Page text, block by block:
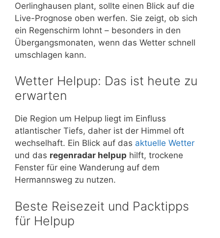
Oerlinghausen plant, sollte einen Blick auf die
Live-Prognose oben werfen. Sie zeigt, ob sich
ein Regenschirm lohnt – besonders in den
Übergangsmonaten, wenn das Wetter schnell
umschlagen kann.
Wetter Helpup: Das ist heute zu
erwarten
Die Region um Helpup liegt im Einfluss
atlantischer Tiefs, daher ist der Himmel oft
wechselhaft. Ein Blick auf das aktuelle Wetter
und das regenradar helpup hilft, trockene
Fenster für eine Wanderung auf dem
Hermannsweg zu nutzen.
Beste Reisezeit und Packtipps
für Helpup